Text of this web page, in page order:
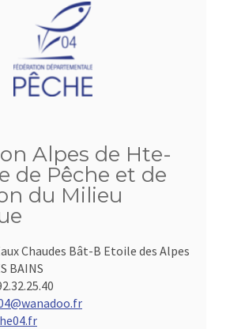
Alpes de Hte-
de Pêche et de
du Milieu
Chaudes Bât-B Etoile des Alpes
BAINS